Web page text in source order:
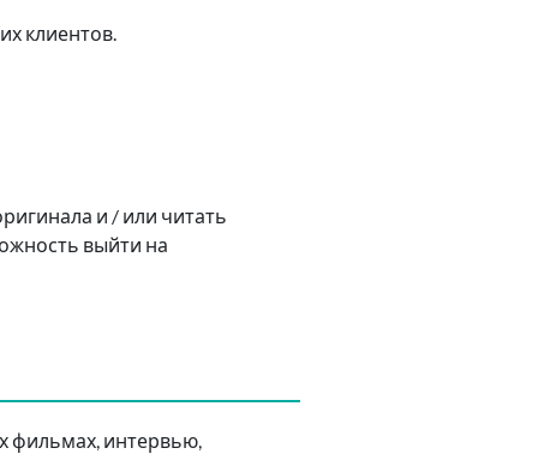
клиентов.
и / или читать
выйти на
фильмах, интервью,